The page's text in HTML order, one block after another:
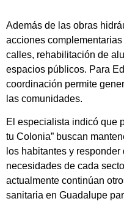
Además de las obras
acciones
calles, rehabilitación de
espacios públicos. Para
coordinación permite
las comunidades.
El especialista indicó que
tu Colonia” buscan
los habitantes y
necesidades de cada
actualmente continúan
sanitaria en Guadalupe